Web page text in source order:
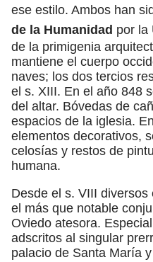
ese estilo. Ambos han
de la Humanidad por la
de la primigenia
mantiene el cuerpo
naves; los dos tercios
el s. XIII. En el año 848
del altar. Bóvedas de
espacios de la iglesia.
elementos decorativos,
celosías y restos de
humana.
Desde el s. VIII
el más que notable
Oviedo atesora.
adscritos al singular
palacio de Santa María